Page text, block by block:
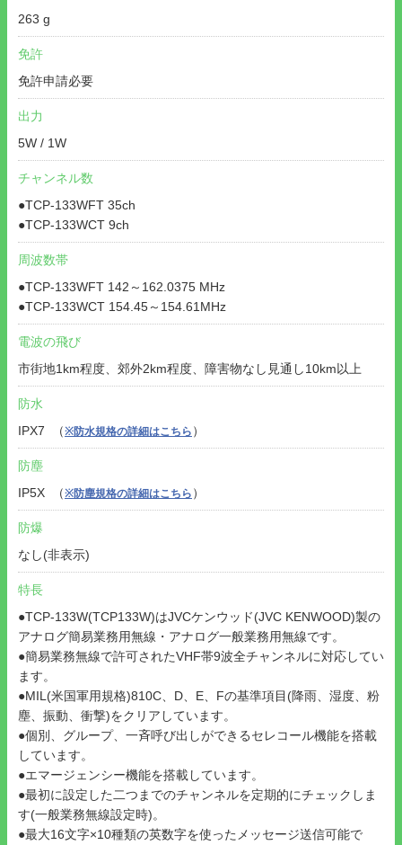
263 g
免許
免許申請必要
出力
5W / 1W
チャンネル数
●TCP-133WFT 35ch
●TCP-133WCT 9ch
周波数帯
●TCP-133WFT 142～162.0375 MHz
●TCP-133WCT 154.45～154.61MHz
電波の飛び
市街地1km程度、郊外2km程度、障害物なし見通し10km以上
防水
IPX7 （※防水規格の詳細はこちら ）
防塵
IP5X （※防塵規格の詳細はこちら ）
防爆
なし(非表示)
特長
●TCP-133W(TCP133W)はJVCケンウッド(JVC KENWOOD)製の
アナログ簡易業務用無線・アナログ一般業務用無線です。
●簡易業務無線で許可されたVHF帯9波全チャンネルに対応してい
ます。
●MIL(米国軍用規格)810C、D、E、Fの基準項目(降雨、湿度、粉
塵、振動、衝撃)をクリアしています。
●個別、グループ、一斉呼び出しができるセレコール機能を搭載
しています。
●エマージェンシー機能を搭載しています。
●最初に設定した二つまでのチャンネルを定期的にチェックしま
す(一般業務無線設定時)。
●最大16文字×10種類の英数字を使ったメッセージ送信可能で